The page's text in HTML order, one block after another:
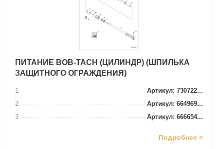
ПИТАНИЕ BOB-TACH (ЦИЛИНДР) (ШПИЛЬКА
ЗАЩИТНОГО ОГРАЖДЕНИЯ)
1
Артикул: 730722...
2
Артикул: 664969...
3
Артикул: 666654...
Подробнее >